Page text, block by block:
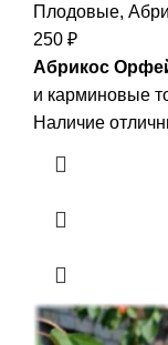
Плодовые,
250 ₽
Абрикос
и карминовые
Наличие